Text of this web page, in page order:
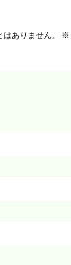
ありません。 ※